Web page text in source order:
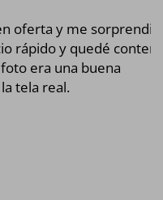
oferta y me sorprendió
rápido y quedé
era una buena
tela real.